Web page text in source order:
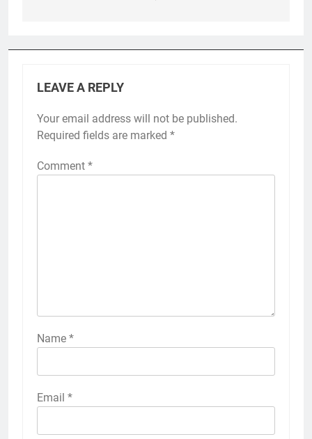
LEAVE A REPLY
Your email address will not be published.
Required fields are marked *
Comment *
Name *
Email *